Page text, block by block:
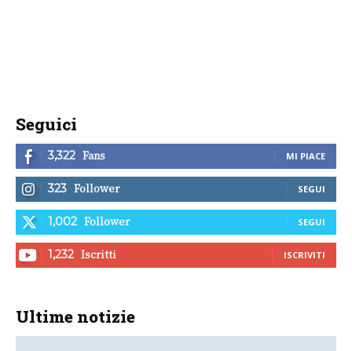
Seguici
3,322 Fans MI PIACE
323 Follower SEGUI
1,002 Follower SEGUI
1,232 Iscritti ISCRIVITI
Ultime notizie